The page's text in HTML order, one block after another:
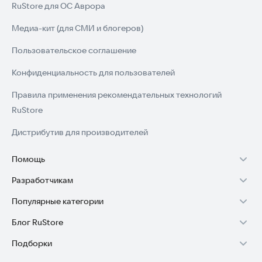
RuStore для ОС Аврора
Медиа-кит (для СМИ и блогеров)
Пользовательское соглашение
Конфиденциальность для пользователей
Правила применения рекомендательных технологий
RuStore
Дистрибутив для производителей
Помощь
Установка RuStore на TV
Установка RuStore на телефон
Установка RuStore в машину
Помощь пользователям RuStore
Разработчикам
Зарабатывать с RuStore
Стать разработчиком
Доступ к RuStore Консоль
Популярные категории
Игры для Android
Приложения банков
Блог RuStore
Обзоры игр для Android 2025
Подборки